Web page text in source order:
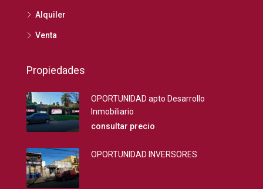
Alquiler
Venta
Propiedades
OPORTUNIDAD apto Desarrollo
Inmobiliario
consultar precio
OPORTUNIDAD INVERSORES